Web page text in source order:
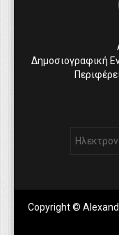
Δημοσιογραφική
Copyright ©